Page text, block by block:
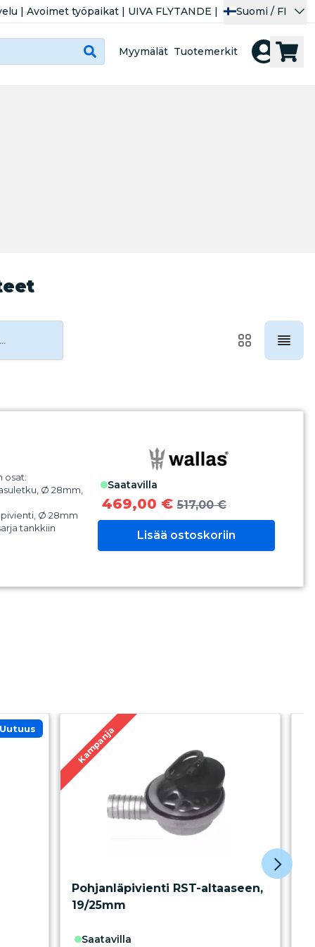
| Avoimet työpaikat | UIVA FLYTANDE | Suomi / FI
Myymälät Tuotemerkit
osat:
Ø 28mm,
Ø 28mm
tankkiin
saatavilla
469,00 € 517,00 €
Lisää ostoskoriin
uutuus Kampanja
Pohjanläpivienti RST-altaaseen,
19/25mm
saatavilla